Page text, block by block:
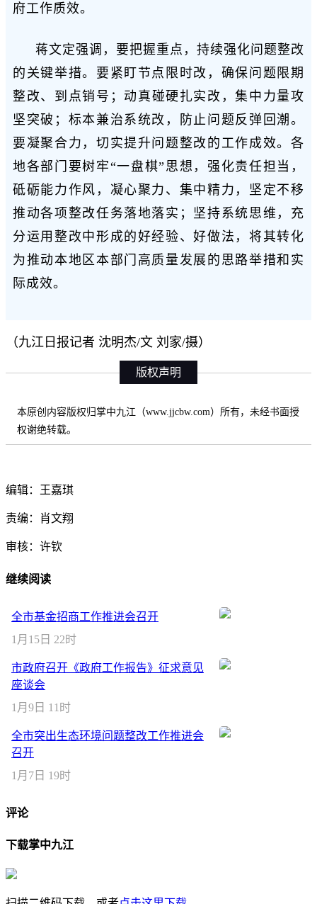
府工作质效。
蒋文定强调，要把握重点，持续强化问题整改
的关键举措。要紧盯节点限时改，确保问题限期
整改、到点销号；动真碰硬扎实改，集中力量攻
坚突破；标本兼治系统改，防止问题反弹回潮。
要凝聚合力，切实提升问题整改的工作成效。各
地各部门要树牢“一盘棋”思想，强化责任担当，
砥砺能力作风，凝心聚力、集中精力，坚定不移
推动各项整改任务落地落实；坚持系统思维，充
分运用整改中形成的好经验、好做法，将其转化
为推动本地区本部门高质量发展的思路举措和实
际成效。
（九江日报记者 沈明杰/文 刘家/摄）
版权声明
本原创内容版权归掌中九江（www.jjcbw.com）所有，未经书面授
权谢绝转载。
编辑：王嘉琪
责编：肖文翔
审核：许钦
继续阅读
全市基金招商工作推进会召开
1月15日 22时
市政府召开《政府工作报告》征求意见
座谈会
1月9日 11时
全市突出生态环境问题整改工作推进会
召开
1月7日 19时
评论
下载掌中九江